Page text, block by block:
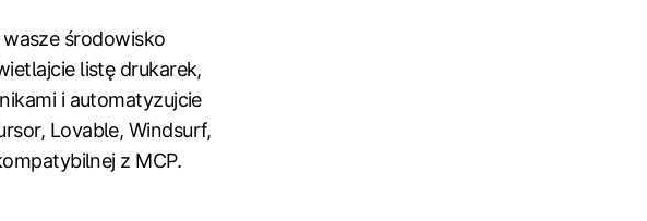
wasze środowisko
listę drukarek,
i automatyzujcie
Lovable, Windsurf,
z MCP.